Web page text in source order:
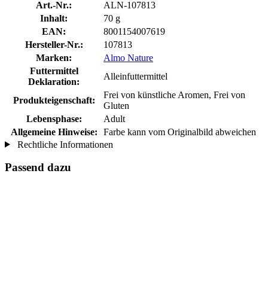
Art.-Nr.:
ALN-107813
Inhalt:
70 g
EAN:
8001154007619
Hersteller-Nr.:
107813
Marken:
Almo Nature
Futtermittel
Deklaration:
Alleinfuttermittel
Produkteigenschaft:
Frei von künstliche Aromen, Frei von
Gluten
Lebensphase:
Adult
Allgemeine Hinweise:
Farbe kann vom Originalbild abweichen
Rechtliche Informationen
Passend dazu